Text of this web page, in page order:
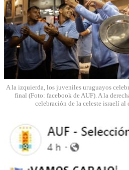
A la izquierda, los juveniles uruguayos
final (Foto: facebook de AUF). A la
celebración de la celeste israelí al